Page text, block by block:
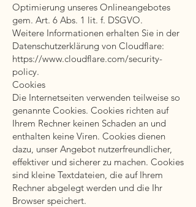
Optimierung unseres Onlineangebotes
gem. Art. 6 Abs. 1 lit. f. DSGVO.
Weitere Informationen erhalten Sie in der
Datenschutzerklärung von Cloudflare:
https://www.cloudflare.com/security-
policy.
Cookies
Die Internetseiten verwenden teilweise so
genannte Cookies. Cookies richten auf
Ihrem Rechner keinen Schaden an und
enthalten keine Viren. Cookies dienen
dazu, unser Angebot nutzerfreundlicher,
effektiver und sicherer zu machen. Cookies
sind kleine Textdateien, die auf Ihrem
Rechner abgelegt werden und die Ihr
Browser speichert.